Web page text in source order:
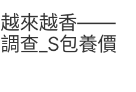
越來越香——
查_S包養價